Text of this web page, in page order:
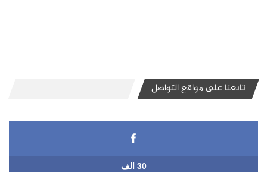
تابعنا على مواقع التواصل
30 الف